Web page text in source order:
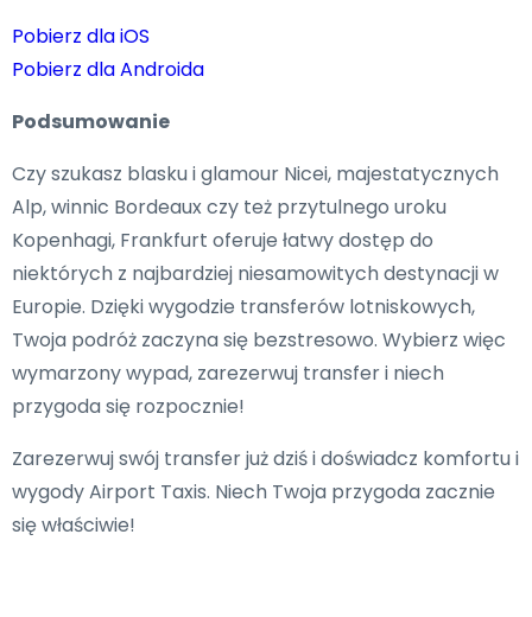
Pobierz dla iOS
Pobierz dla Androida
Podsumowanie
Czy szukasz blasku i glamour Nicei, majestatycznych
Alp, winnic Bordeaux czy też przytulnego uroku
Kopenhagi, Frankfurt oferuje łatwy dostęp do
niektórych z najbardziej niesamowitych destynacji w
Europie. Dzięki wygodzie transferów lotniskowych,
Twoja podróż zaczyna się bezstresowo. Wybierz więc
wymarzony wypad, zarezerwuj transfer i niech
przygoda się rozpocznie!
Zarezerwuj swój transfer już dziś i doświadcz komfortu i
wygody Airport Taxis. Niech Twoja przygoda zacznie
się właściwie!